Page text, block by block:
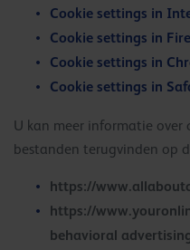
Cookie settings in
Cookie settings in
Cookie settings in
Cookie settings in
U kan meer informatie over
bestanden terugvinden op
https://
https://
behavioral